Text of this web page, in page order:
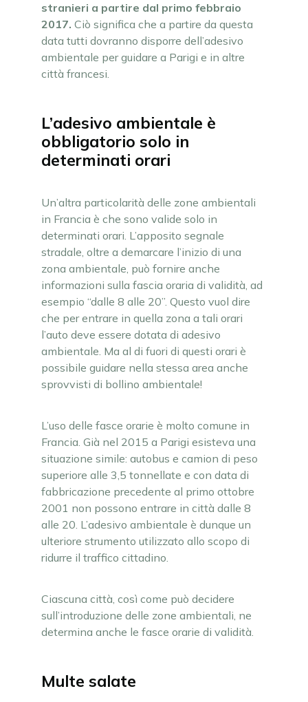
stranieri a partire dal primo febbraio
2017. Ciò significa che a partire da questa
data tutti dovranno disporre dell’adesivo
ambientale per guidare a Parigi e in altre
città francesi.
L’adesivo ambientale è
obbligatorio solo in
determinati orari
Un’altra particolarità delle zone ambientali
in Francia è che sono valide solo in
determinati orari. L’apposito segnale
stradale, oltre a demarcare l’inizio di una
zona ambientale, può fornire anche
informazioni sulla fascia oraria di validità, ad
esempio “dalle 8 alle 20”. Questo vuol dire
che per entrare in quella zona a tali orari
l’auto deve essere dotata di adesivo
ambientale. Ma al di fuori di questi orari è
possibile guidare nella stessa area anche
sprovvisti di bollino ambientale!
L’uso delle fasce orarie è molto comune in
Francia. Già nel 2015 a Parigi esisteva una
situazione simile: autobus e camion di peso
superiore alle 3,5 tonnellate e con data di
fabbricazione precedente al primo ottobre
2001 non possono entrare in città dalle 8
alle 20. L’adesivo ambientale è dunque un
ulteriore strumento utilizzato allo scopo di
ridurre il traffico cittadino.
Ciascuna città, così come può decidere
sull’introduzione delle zone ambientali, ne
determina anche le fasce orarie di validità.
Multe salate